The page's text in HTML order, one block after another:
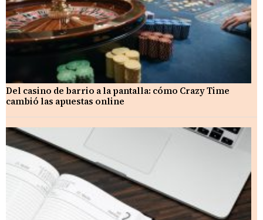
Del casino de barrio a la pantalla: cómo Crazy Time
cambió las apuestas online